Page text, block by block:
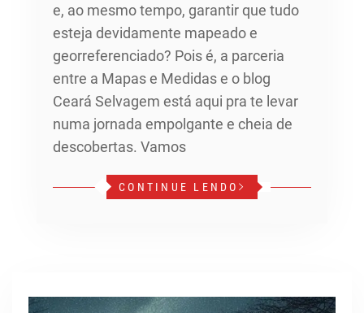
e, ao mesmo tempo, garantir que tudo
esteja devidamente mapeado e
georreferenciado? Pois é, a parceria
entre a Mapas e Medidas e o blog
Ceará Selvagem está aqui pra te levar
numa jornada empolgante e cheia de
descobertas. Vamos
CONTINUE LENDO